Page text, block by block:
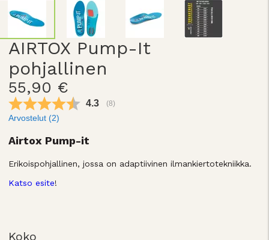
AIRTOX Pump-It
pohjallinen
55,90 €
Keskimääräinen luokitus:
4.3 (äänet:
8)
Arvostelut (2)
Airtox Pump-it
Erikoispohjallinen, jossa on adaptiivinen ilmankiertotekniikka.
Katso esite!
Koko